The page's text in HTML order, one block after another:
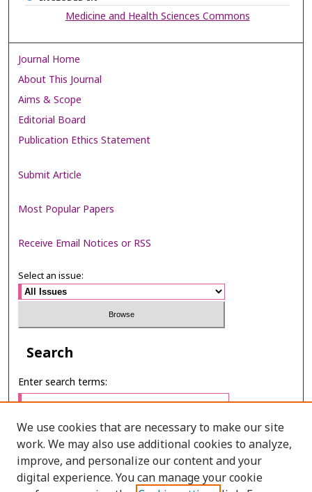
Medicine and Health Sciences Commons
Journal Home
About This Journal
Aims & Scope
Editorial Board
Publication Ethics Statement
Submit Article
Most Popular Papers
Receive Email Notices or RSS
Select an issue:
Search
Enter search terms:
Select context to search:
We use cookies that are necessary to make our site
work. We may also use additional cookies to analyze,
improve, and personalize our content and your
digital experience. You can manage your cookie